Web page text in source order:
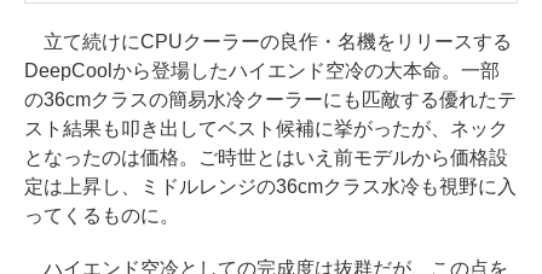
立て続けにCPUクーラーの良作・名機をリリースする
DeepCoolから登場したハイエンド空冷の大本命。一部
の36cmクラスの簡易水冷クーラーにも匹敵する優れたテ
スト結果も叩き出してベスト候補に挙がったが、ネック
となったのは価格。ご時世とはいえ前モデルから価格設
定は上昇し、ミドルレンジの36cmクラス水冷も視野に入
ってくるものに。
ハイエンド空冷としての完成度は抜群だが、この点を